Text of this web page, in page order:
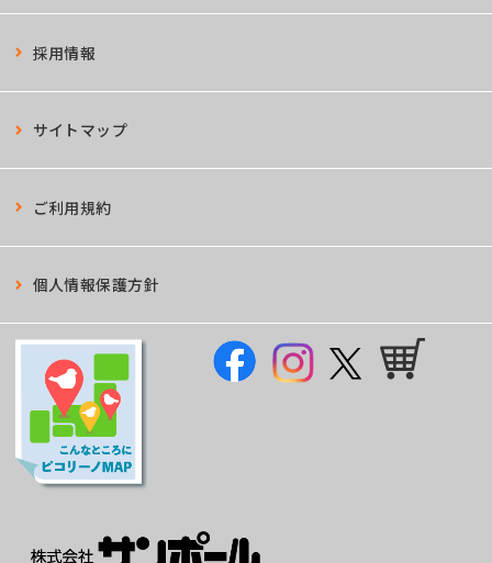
採用情報
サイトマップ
ご利用規約
個人情報保護方針